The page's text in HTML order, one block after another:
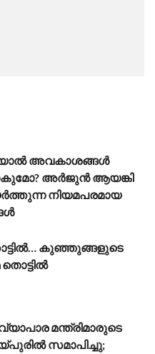
അവകാശങ്ങൾ
അർജുൻ ആയങ്കി
നിയമപരമായ
കുഞ്ഞുങ്ങളുടെ
മന്ത്രിമാരുടെ
സമാപിച്ചു;